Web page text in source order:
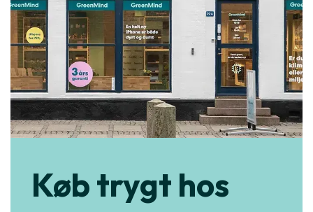
Køb trygt hos